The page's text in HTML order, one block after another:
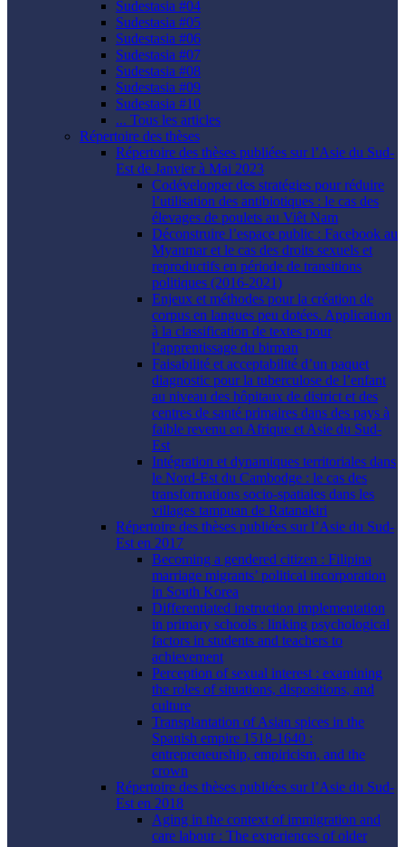
Sudestasia #04
Sudestasia #05
Sudestasia #06
Sudestasia #07
Sudestasia #08
Sudestasia #09
Sudestasia #10
... Tous les articles
Répertoire des thèses
Répertoire des thèses publiées sur l’Asie du Sud-
Est de Janvier à Mai 2023
Codévelopper des stratégies pour réduire
l’utilisation des antibiotiques : le cas des
élevages de poulets au Viêt Nam
Déconstruire l’espace public : Facebook au
Myanmar et le cas des droits sexuels et
reproductifs en période de transitions
politiques (2016-2021)
Enjeux et méthodes pour la création de
corpus en langues peu dotées. Application
à la classification de textes pour
l’apprentissage du birman
Faisabilité et acceptabilité d’un paquet
diagnostic pour la tuberculose de l’enfant
au niveau des hôpitaux de district et des
centres de santé primaires dans des pays à
faible revenu en Afrique et Asie du Sud-
Est
Intégration et dynamiques territoriales dans
le Nord-Est du Cambodge : le cas des
transformations socio-spatiales dans les
villages tampuan de Ratanakiri
Répertoire des thèses publiées sur l’Asie du Sud-
Est en 2017
Becoming a gendered citizen : Filipina
marriage migrants’ political incorporation
in South Korea
Differentiated instruction implementation
in primary schools : linking psychological
factors in students and teachers to
achievement
Perception of sexual interest : examining
the roles of situations, dispositions, and
culture
Transplantation of Asian spices in the
Spanish empire 1518-1640 :
entrepreneurship, empiricism, and the
crown
Répertoire des thèses publiées sur l’Asie du Sud-
Est en 2018
Aging in the context of immigration and
care labour : The experiences of older